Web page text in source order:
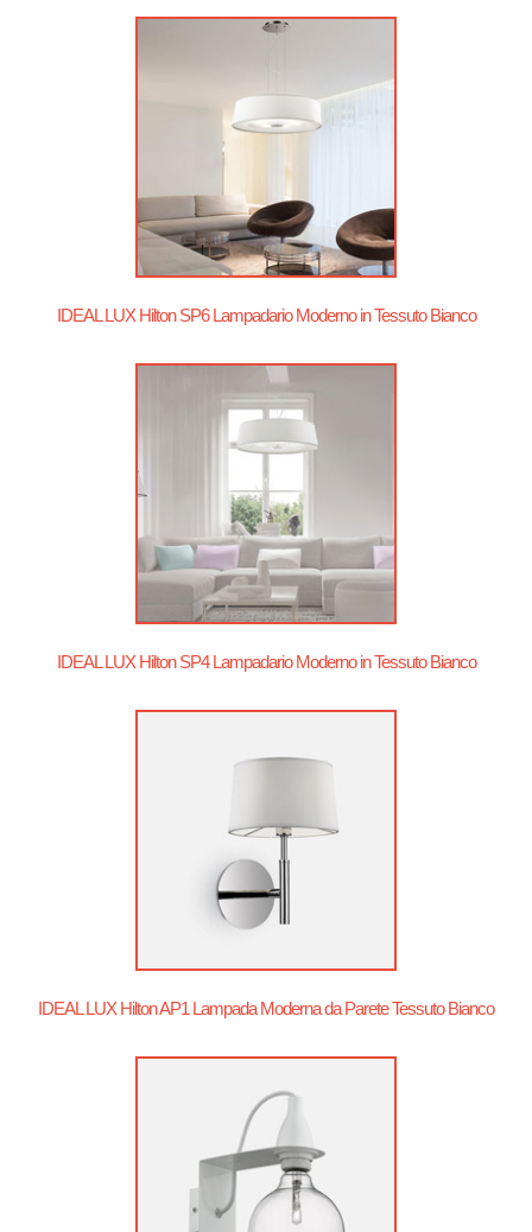
IDEAL LUX Hilton SP6 Lampadario Moderno in Tessuto Bianco
IDEAL LUX Hilton SP4 Lampadario Moderno in Tessuto Bianco
IDEAL LUX Hilton AP1 Lampada Moderna da Parete Tessuto Bianco